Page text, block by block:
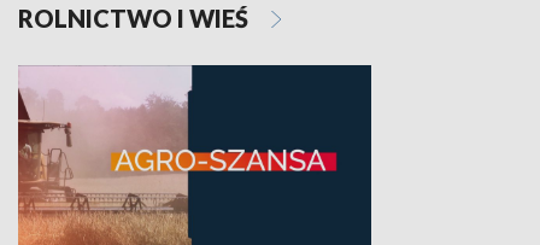
ROLNICTWO I WIEŚ